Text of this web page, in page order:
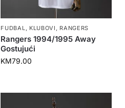
FUDBAL, KLUBOVI , RANGERS
Rangers 1994/1995 Away
Gostujući
KM79.00